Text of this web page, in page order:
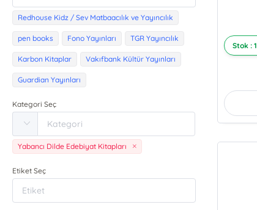
Redhouse Kidz / Sev Matbaacılık ve Yayıncılık
pen books Fono Yayınları TGR Yayıncılık
Karbon Kitaplar Vakıfbank Kültür Yayınları
Guardian Yayınları
Kategori Seç
Yabancı Dilde Edebiyat Kitapları
Etiket Seç
Stok :